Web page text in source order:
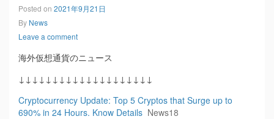
Posted on 2021年9月21日
By News
Leave a comment
海外仮想通貨のニュース
↓↓↓↓↓↓↓↓↓↓↓↓↓↓↓↓↓↓↓↓
Cryptocurrency Update: Top 5 Cryptos that Surge up to
690% in 24 Hours. Know Details News18